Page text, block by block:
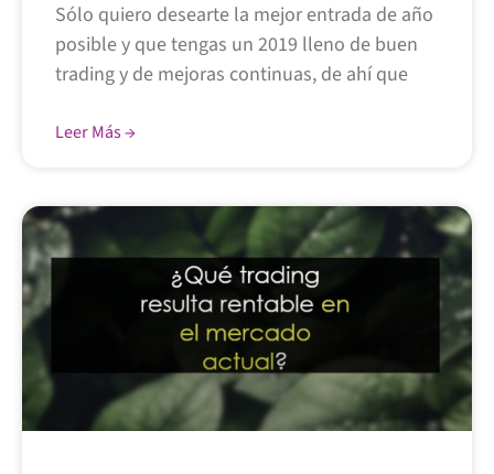
Sólo quiero desearte la mejor entrada de año
posible y que tengas un 2019 lleno de buen
trading y de mejoras continuas, de ahí que
Leer Más →